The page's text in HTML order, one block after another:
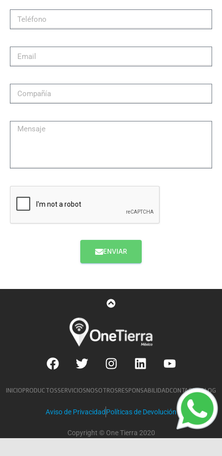
ENVIAR
INICIOPRODUCTOSSERVICIOSNOSOTROSRESPONSABILIDADCONTACTOBLOG
Aviso de Privacidad Políticas de Devolución
Copyright © One Tierra 2020